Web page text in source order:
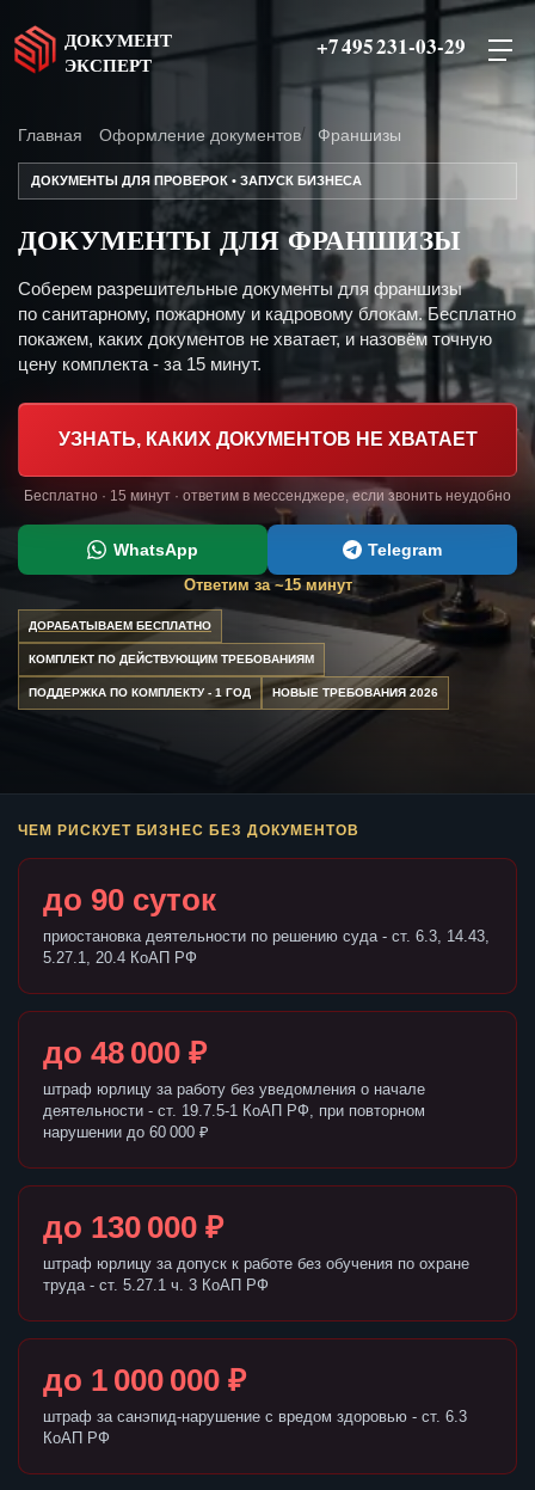
ДОКУМЕНТ
ЭКСПЕРТ
+7 495 231-03-29
Главная Оформление документов Франшизы
ДОКУМЕНТЫ ДЛЯ ПРОВЕРОК • ЗАПУСК БИЗНЕСА
ДОКУМЕНТЫ ДЛЯ ФРАНШИЗЫ
Соберем разрешительные документы для франшизы
по санитарному, пожарному и кадровому блокам. Бесплатно
покажем, каких документов не хватает, и назовём точную
цену комплекта - за 15 минут.
УЗНАТЬ, КАКИХ ДОКУМЕНТОВ НЕ ХВАТАЕТ
Бесплатно · 15 минут · ответим в мессенджере, если звонить неудобно
WhatsApp Telegram
Ответим за ~15 минут
ДОРАБАТЫВАЕМ БЕСПЛАТНО
КОМПЛЕКТ ПО ДЕЙСТВУЮЩИМ ТРЕБОВАНИЯМ
ПОДДЕРЖКА ПО КОМПЛЕКТУ - 1 ГОД НОВЫЕ ТРЕБОВАНИЯ 2026
ЧЕМ РИСКУЕТ БИЗНЕС БЕЗ ДОКУМЕНТОВ
до 90 суток
приостановка деятельности по решению суда - ст. 6.3, 14.43,
5.27.1, 20.4 КоАП РФ
до 48 000 ₽
штраф юрлицу за работу без уведомления о начале
деятельности - ст. 19.7.5-1 КоАП РФ, при повторном
нарушении до 60 000 ₽
до 130 000 ₽
штраф юрлицу за допуск к работе без обучения по охране
труда - ст. 5.27.1 ч. 3 КоАП РФ
до 1 000 000 ₽
штраф за санэпид-нарушение с вредом здоровью - ст. 6.3
КоАП РФ